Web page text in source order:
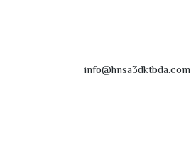
info@hnsa3dktbda.com